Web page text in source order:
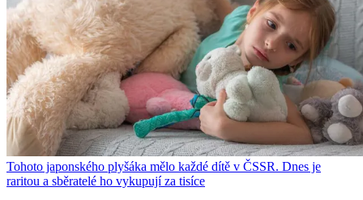
Tohoto japonského plyšáka mělo každé dítě v ČSSR. Dnes je
raritou a sběratelé ho vykupují za tisíce